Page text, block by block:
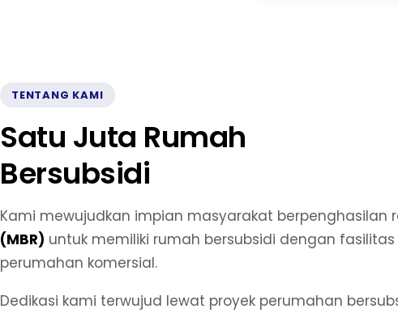
TENTANG KAMI
Satu Juta Rumah
Bersubsidi
Kami mewujudkan impian masyarakat berpenghasilan
(MBR) untuk memiliki rumah bersubsidi dengan
perumahan komersial.
Dedikasi kami terwujud lewat proyek perumahan